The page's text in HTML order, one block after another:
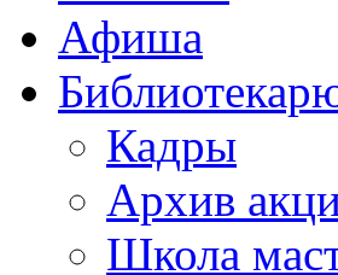
Афиша
Кадры
Архив
Школа